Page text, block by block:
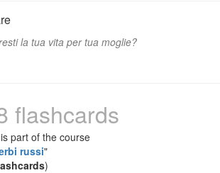
la tua vita per tua moglie?
flashcards
part of the course
russi"
)